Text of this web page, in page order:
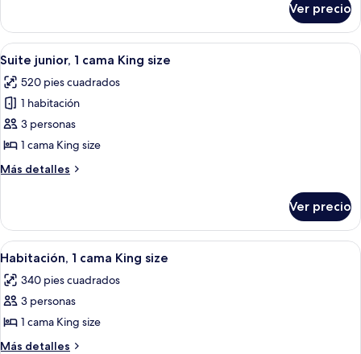
King
size
y
sofá
cama
ejecutiva,
cama
size
y
sofá
cama
Ver precio
Abrir
todas
las
fotos
de
Suite
junior,
1
King
size
Una habitación de hotel moderna
5
Suite junior, 1 cama King size
520 pies cuadrados
1 habitación
3 personas
1 cama King size
Más detalles
Más
junior,
cama
size
Ver precio
Abrir
todas
las
fotos
de
Habitación,
Una habitación de hotel con una
7
Habitación, 1 cama King size
340 pies cuadrados
3 personas
1 cama King size
Más detalles
Más